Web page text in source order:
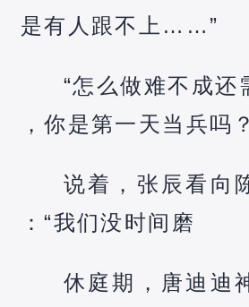
是有人跟不上……”
“怎么做难不成还
，你是第一天当兵吗
说着，张辰看向
：“我们没时间磨
休庭期，唐迪迪